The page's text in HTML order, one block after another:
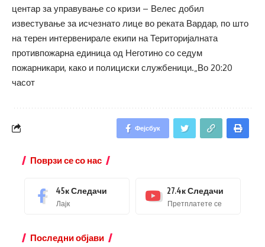
центар за управување со кризи – Велес добил
известување за исчезнато лице во реката Вардар, по што
на терен интервенирале екипи на Територијалната
противпожарна единица од Неготино со седум
пожарникари, како и полициски службеници.„Во 20:20
часот
Фејсбук
Поврзи се со нас
45кСледачи
Лајк
27.4кСледачи
Претплатете се
Последни објави